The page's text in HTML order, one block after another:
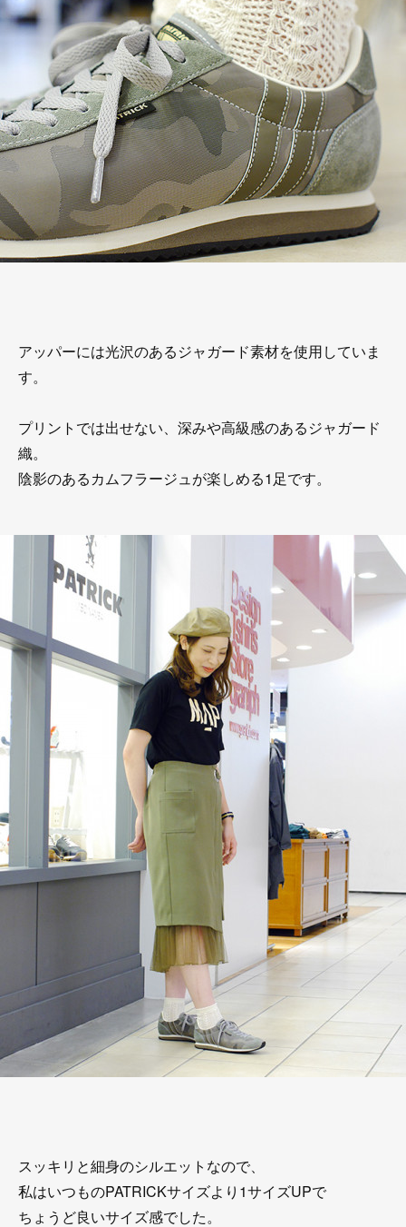
アッパーには光沢のあるジャガード素材を使用していま
す。
プリントでは出せない、深みや高級感のあるジャガード
織。
陰影のあるカムフラージュが楽しめる1足です。
スッキリと細身のシルエットなので、
私はいつものPATRICKサイズより1サイズUPで
ちょうど良いサイズ感でした。